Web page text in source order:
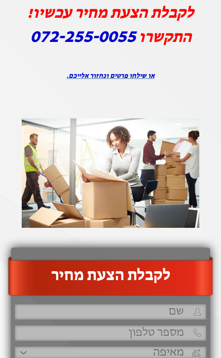
לקבלת הצעת מחיר עכשיו!
התקשרו072-255-0055
או שילחו פרטים ונחזור אלייכם.
‫לקבלת הצעת מחיר